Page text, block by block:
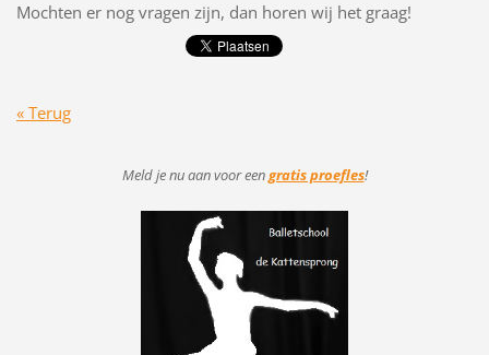
Mochten er nog vragen zijn, dan horen wij het graag!
« Terug
Meld je nu aan vooreengratis proefles!